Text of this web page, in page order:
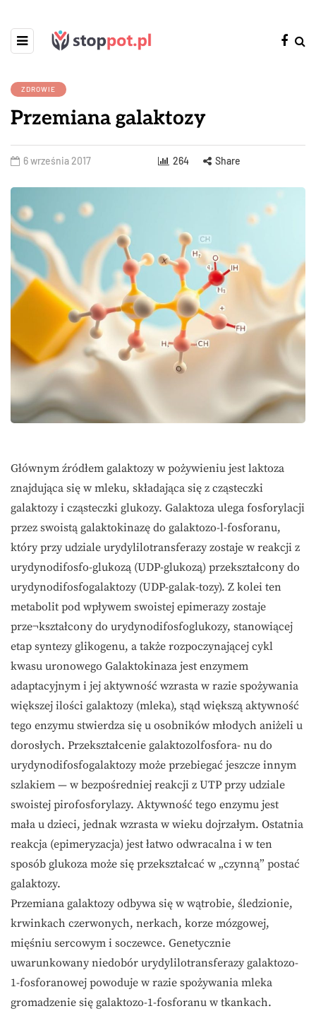
ZDROWIE
Przemiana galaktozy
6 września 2017 264 Share
Głównym źródłem galaktozy w pożywieniu jest laktoza
znajdująca się w mleku, składająca się z cząsteczki
galaktozy i cząsteczki glukozy. Galaktoza ulega fosforylacji
przez swoistą galaktokinazę do galaktozo-l-fosforanu,
który przy udziale urydylilotransferazy zostaje w reakcji z
urydynodifosfo-glukozą (UDP-glukozą) przekształcony do
urydynodifosfogalaktozy (UDP-galak-tozy). Z kolei ten
metabolit pod wpływem swoistej epimerazy zostaje
prze¬kształcony do urydynodifosfoglukozy, stanowiącej
etap syntezy glikogenu, a także rozpoczynającej cykl
kwasu uronowego Galaktokinaza jest enzymem
adaptacyjnym i jej aktywność wzrasta w razie spożywania
większej ilości galaktozy (mleka), stąd większą aktywność
tego enzymu stwierdza się u osobników młodych aniżeli u
dorosłych. Przekształcenie galaktozolfosfora- nu do
urydynodifosfogalaktozy może przebiegać jeszcze innym
szlakiem — w bezpośredniej reakcji z UTP przy udziale
swoistej pirofosforylazy. Aktywność tego enzymu jest
mała u dzieci, jednak wzrasta w wieku dojrzałym. Ostatnia
reakcja (epimeryzacja) jest łatwo odwracalna i w ten
sposób glukoza może się przekształcać w „czynną” postać
galaktozy.
Przemiana galaktozy odbywa się w wątrobie, śledzionie,
krwinkach czerwonych, nerkach, korze mózgowej,
mięśniu sercowym i soczewce. Genetycznie
uwarunkowany niedobór urydylilotransferazy galaktozo-
1-fosforanowej powoduje w razie spożywania mleka
gromadzenie się galaktozo-1-fosforanu w tkankach.